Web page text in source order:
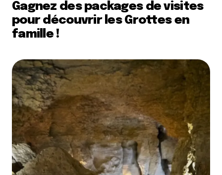
Gagnez des packages de visites
pour découvrir les Grottes en
famille !